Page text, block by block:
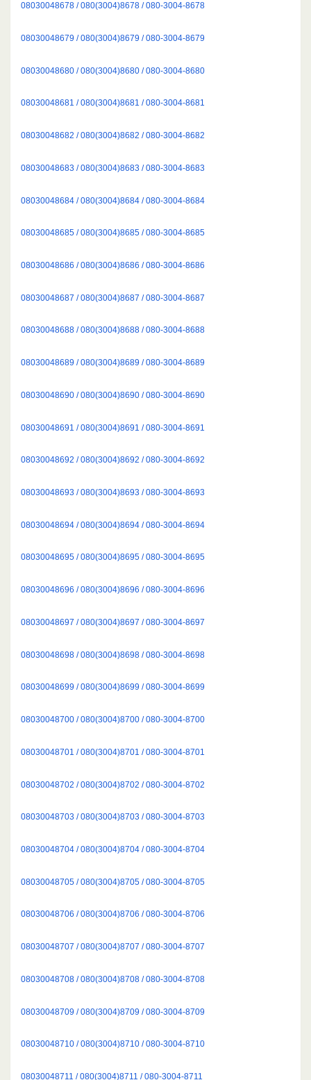
08030048678 / 080(3004)8678 / 080-3004-8678
08030048679 / 080(3004)8679 / 080-3004-8679
08030048680 / 080(3004)8680 / 080-3004-8680
08030048681 / 080(3004)8681 / 080-3004-8681
08030048682 / 080(3004)8682 / 080-3004-8682
08030048683 / 080(3004)8683 / 080-3004-8683
08030048684 / 080(3004)8684 / 080-3004-8684
08030048685 / 080(3004)8685 / 080-3004-8685
08030048686 / 080(3004)8686 / 080-3004-8686
08030048687 / 080(3004)8687 / 080-3004-8687
08030048688 / 080(3004)8688 / 080-3004-8688
08030048689 / 080(3004)8689 / 080-3004-8689
08030048690 / 080(3004)8690 / 080-3004-8690
08030048691 / 080(3004)8691 / 080-3004-8691
08030048692 / 080(3004)8692 / 080-3004-8692
08030048693 / 080(3004)8693 / 080-3004-8693
08030048694 / 080(3004)8694 / 080-3004-8694
08030048695 / 080(3004)8695 / 080-3004-8695
08030048696 / 080(3004)8696 / 080-3004-8696
08030048697 / 080(3004)8697 / 080-3004-8697
08030048698 / 080(3004)8698 / 080-3004-8698
08030048699 / 080(3004)8699 / 080-3004-8699
08030048700 / 080(3004)8700 / 080-3004-8700
08030048701 / 080(3004)8701 / 080-3004-8701
08030048702 / 080(3004)8702 / 080-3004-8702
08030048703 / 080(3004)8703 / 080-3004-8703
08030048704 / 080(3004)8704 / 080-3004-8704
08030048705 / 080(3004)8705 / 080-3004-8705
08030048706 / 080(3004)8706 / 080-3004-8706
08030048707 / 080(3004)8707 / 080-3004-8707
08030048708 / 080(3004)8708 / 080-3004-8708
08030048709 / 080(3004)8709 / 080-3004-8709
08030048710 / 080(3004)8710 / 080-3004-8710
08030048711 / 080(3004)8711 / 080-3004-8711